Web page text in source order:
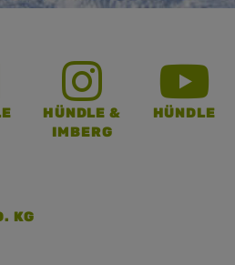
HÜNDLE &
IMBERG
HÜNDLE
KG